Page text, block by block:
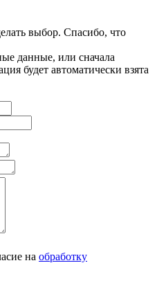
выбор. Спасибо, что
данные, или сначала
будет автоматически взята
на обработку